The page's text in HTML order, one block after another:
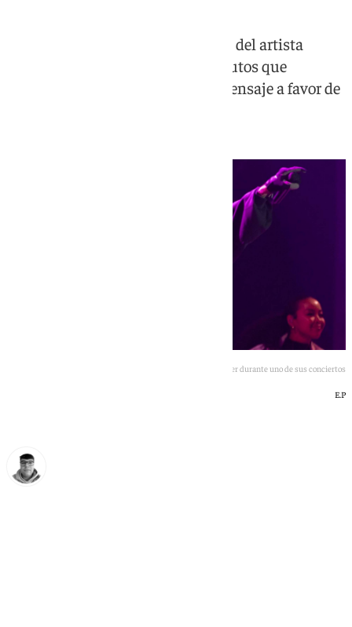
La FIFA confirma la participación del artista
canadiense en un show de 11 minutos que
combinará música, fútbol y un mensaje a favor de
Imagen de Justin Bieber durante uno de sus conciertos
E.P